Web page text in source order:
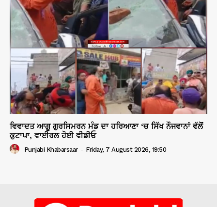
ਵਿਵਾਦਤ ਆਗੂ ਗੁਰਸਿਮਰਨ ਮੰਡ ਦਾ ਹਰਿਆਣਾ ‘ਚ ਸਿੱਖ ਨੌਜਵਾਨਾਂ ਵੱਲੋਂ
ਕੁਟਾਪਾ, ਵਾਈਰਲ ਹੋਈ ਵੀਡੀਓ
Punjabi Khabarsaar - Friday, 7 August 2026, 19:50